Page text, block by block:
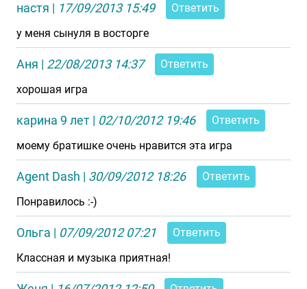
настя | 17/09/2013 15:49
Ответить
у меня сынуля в восторге
Аня | 22/08/2013 14:37
Ответить
хорошая игра
карина 9 лет | 02/10/2012 19:46
Ответить
моему братишке очень нравится эта игра
Agent Dash | 30/09/2012 18:26
Ответить
Понравилось :-)
Ольга | 07/09/2012 07:21
Ответить
Классная и музыка приятная!